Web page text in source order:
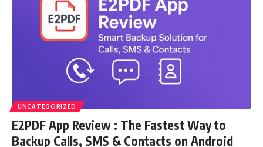
UNCATEGORIZED
E2PDF App Review : The Fastest Way to
Backup Calls, SMS & Contacts on Android